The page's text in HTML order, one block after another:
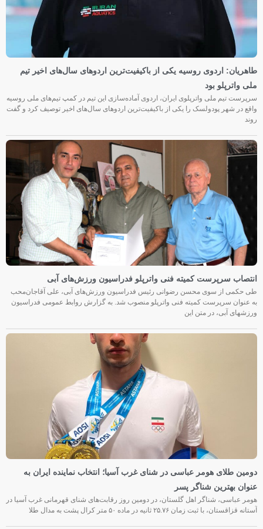
طاهریان: اردوی روسیه یکی از باکیفیت‌ترین اردوهای سال‌های اخیر تیم
ملی واترپلو بود
سرپرست تیم ملی واترپلوی ایران، اردوی آماده‌سازی این تیم در کمپ تیم‌های ملی روسیه
واقع در شهر پودولسک را یکی از باکیفیت‌ترین اردوهای سال‌های اخیر توصیف کرد و گفت
روند
انتصاب سرپرست کمیته فنی واترپلو فدراسیون ورزش‌های آبی
طی حکمی از سوی محسن رضوانی رئیس فدراسیون ورزش‌های آبی، علی آقاجان‌محب
به عنوان سرپرست کمیته فنی واترپلو منصوب شد. به گزارش روابط عمومی فدراسیون
ورزشهای آبی، در متن این
دومین طلای هومر عباسی در شنای غرب آسیا؛ انتخاب نماینده ایران به
عنوان بهترین شناگر پسر
هومر عباسی، شناگر اهل گلستان، در دومین روز رقابت‌های شنای قهرمانی غرب آسیا در
آستانه قزاقستان، با ثبت زمان ۲۵.۷۶ ثانیه در ماده ۵۰ متر کرال پشت به مدال طلا